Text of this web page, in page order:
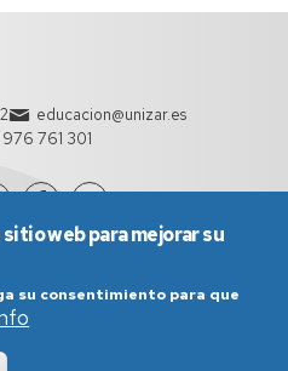
educacion@unizar.es
761 301
web para mejorar su
su consentimiento para que